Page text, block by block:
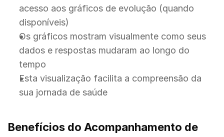
acesso aos gráficos de evolução (quando
disponíveis)
Os gráficos mostram visualmente como seus
dados e respostas mudaram ao longo do
tempo
Esta visualização facilita a compreensão da
sua jornada de saúde
Benefícios do Acompanhamento de